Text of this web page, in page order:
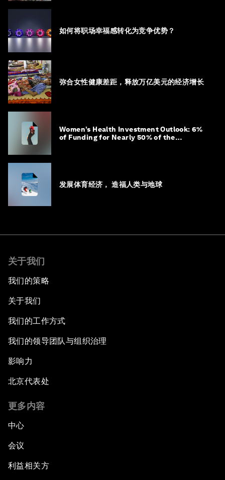
如何将职场幸福感转化为竞争优势？
弥合女性健康差距，释放万亿美元的经济增长
Women’s Health Investment Outlook: 6%
of Funding for Nearly 50% of the
发展体育经济， 造福人类与地球
关于我们
我们的策略
关于我们
我们的工作方式
我们的领导团队与组织治理
影响力
北京代表处
更多内容
中心
会议
利益相关方